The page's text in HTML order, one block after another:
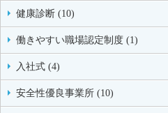
健康診断 (10)
働きやすい職場認定制度 (1)
入社式 (4)
安全性優良事業所 (10)